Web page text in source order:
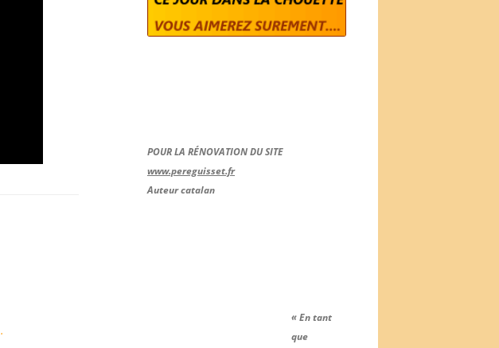
.
POUR LA RÉNOVATION DU SITE
www.pereguisset.fr
Auteur catalan
« En tant
que